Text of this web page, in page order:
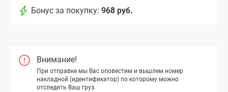
Бонус за покупку: 968 руб.
Внимание!
При отправке мы Вас оповестим и вышлем номер
накладной (идентификатор) по которому можно
отследить Ваш груз.